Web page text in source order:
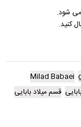
می شود.
کنید.
Milad Babaei
قسم میلاد بابایی